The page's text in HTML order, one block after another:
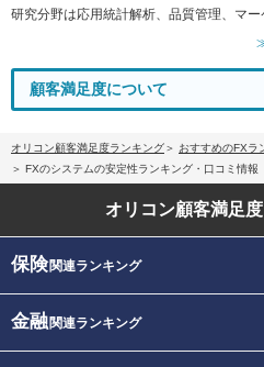
研究分野は応用統計解析、品質管理、マー
顧客満足度について
オリコン顧客満足度ランキング おすすめのFXラ
FXのシステムの安定性ランキング・口コミ情報
オリコン顧客満足度
保険関連ランキング
金融関連ランキング